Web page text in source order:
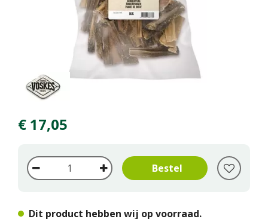
€ 17,05
Dit product hebben wij op voorraad.